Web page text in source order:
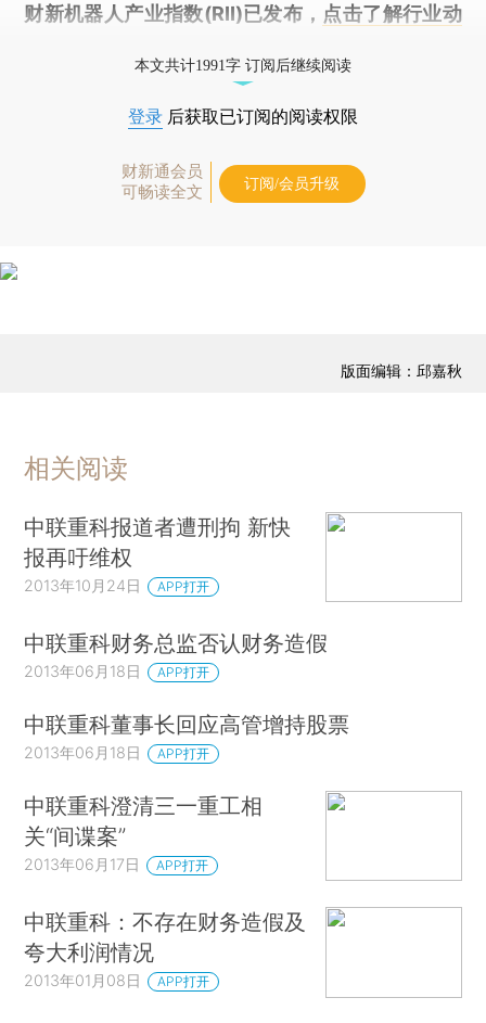
财新机器人产业指数(RII)已发布， 点击了解行业动
本文共计1991字 订阅后继续阅读
登录 后获取已订阅的阅读权限
财新通会员
可畅读全文
订阅/会员升级
版面编辑：邱嘉秋
相关阅读
中联重科报道者遭刑拘 新快
报再吁维权
2013年10月24日 APP打开
中联重科财务总监否认财务造假
2013年06月18日 APP打开
中联重科董事长回应高管增持股票
2013年06月18日 APP打开
中联重科澄清三一重工相
关“间谍案”
2013年06月17日 APP打开
中联重科：不存在财务造假及
夸大利润情况
2013年01月08日 APP打开